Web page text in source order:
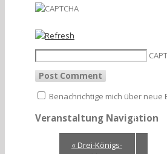
Benachrichtige mich über neue
Veranstaltung Navigation
« Drei-Königs-